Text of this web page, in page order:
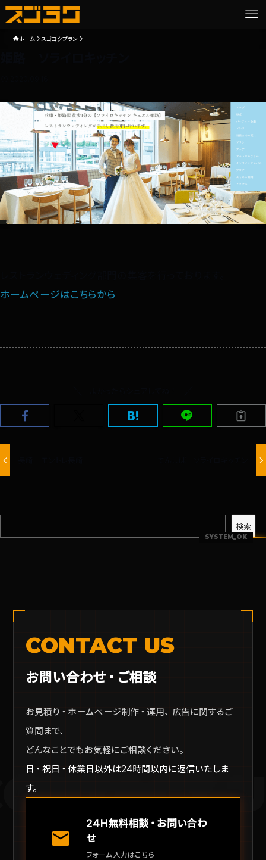
ホーム スゴヨクプラン
ホームページはこちらから
検索
CONTACT US
お問い合わせ・ご相談
お見積り・ホームページ制作・運用、広告に関するご
質問まで、
どんなことでもお気軽にご相談ください。
日・祝日・休業日以外は24時間以内に返信いたしま
す。
mail
24H無料相談・お問い合わ
せ
フォーム入力はこちら